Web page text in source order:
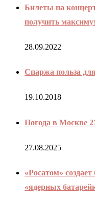
Билеты на
получить
28.09.2022
Спаржа польза
19.10.2018
Погода в Москве
27.08.2025
«Росатом»
«ядерных